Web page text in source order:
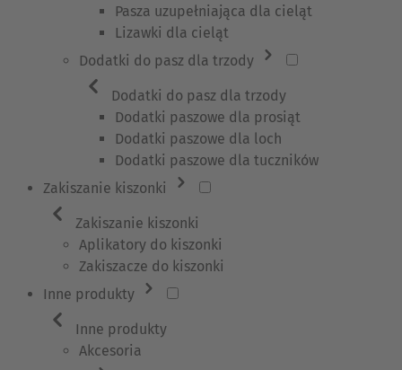
Pasza uzupełniająca dla cieląt
Lizawki dla cieląt
Dodatki do pasz dla trzody
Dodatki do pasz dla trzody
Dodatki paszowe dla prosiąt
Dodatki paszowe dla loch
Dodatki paszowe dla tuczników
Zakiszanie kiszonki
Zakiszanie kiszonki
Aplikatory do kiszonki
Zakiszacze do kiszonki
Inne produkty
Inne produkty
Akcesoria